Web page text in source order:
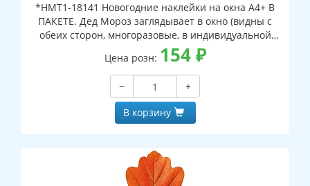
*НМТ1-18141 Новогодние наклейки на окна А4+ В
ПАКЕТЕ. Дед Мороз заглядывает в окно (видны с
обеих сторон, многоразовые, в индивидуальной
упаковке, с европодвесом и клеевым клапаном)
Цена розн: 154₽
−
+
В корзину